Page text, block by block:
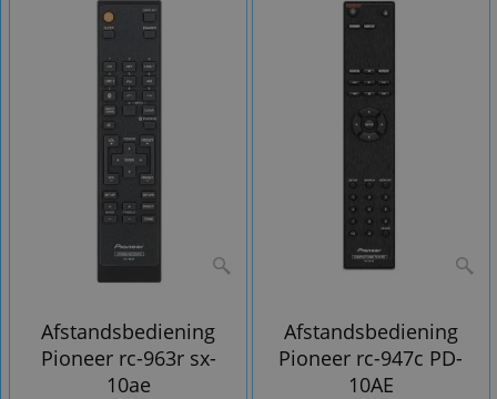
Afstandsbediening
Pioneer rc-963r sx-
10ae
Afstandsbediening
Pioneer rc-947c PD-
10AE